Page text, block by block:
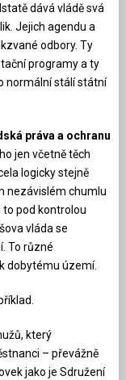
dává vládě svá
Jejich agendu a
odbory. Ty
programy a ty
normální stálí státní
práva a ochranu
jen včetně těch
logicky stejně
nezávislém chumlu
to pod kontrolou
vláda se
To různé
dobytému území.
který
– převážně
jako je Sdružení